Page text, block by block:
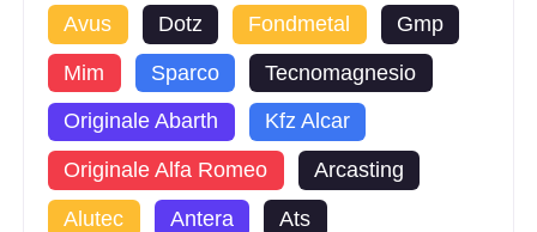
Avus Dotz Fondmetal Gmp
Mim Sparco Tecnomagnesio
Originale Abarth Kfz Alcar
Originale Alfa Romeo Arcasting
Alutec Antera Ats